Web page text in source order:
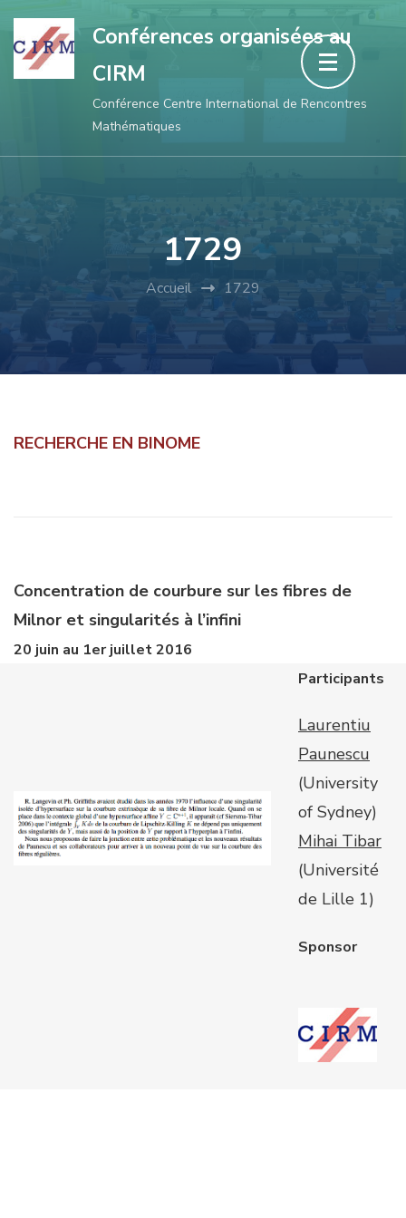
Aller
au
contenu
Conférences organisées au
CIRM
Conférence Centre International de Rencontres
Mathématiques
1729
Accueil 1729
RECHERCHE EN BINOME
Concentration de courbure sur les fibres de
Milnor et singularités à l’infini
20 juin au 1er juillet 2016
Participants
Laurentiu
Paunescu
(University
of Sydney)
Mihai Tibar
(Université
de Lille 1)
Sponsor